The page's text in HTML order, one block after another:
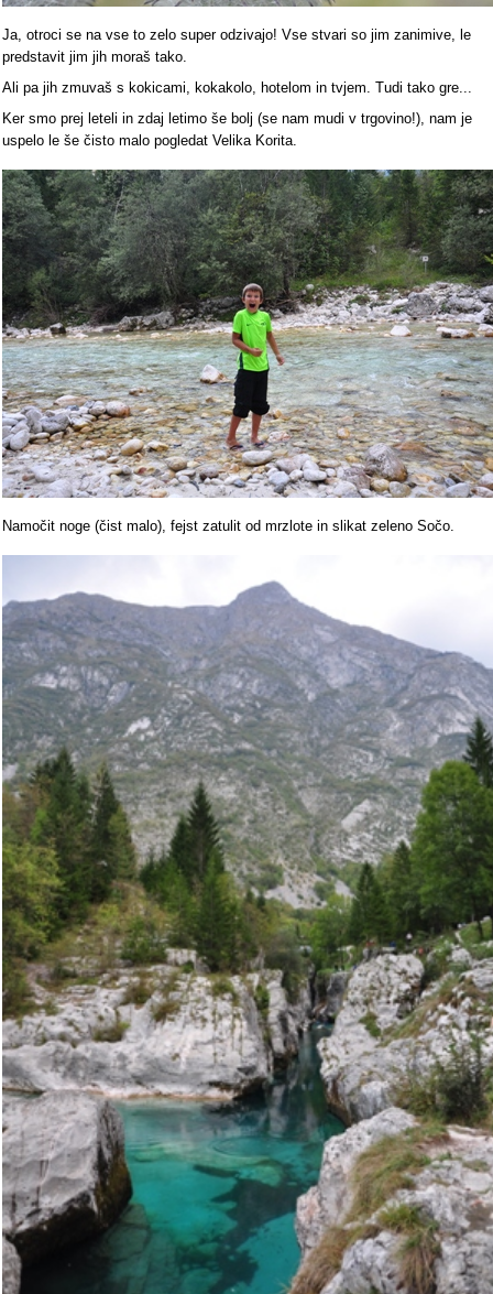
Ja, otroci se na vse to zelo super odzivajo! Vse stvari so jim zanimive, le
predstavit jim jih moraš tako.
Ali pa jih zmuvaš s kokicami, kokakolo, hotelom in tvjem. Tudi tako gre...
Ker smo prej leteli in zdaj letimo še bolj (se nam mudi v trgovino!), nam je
uspelo le še čisto malo pogledat Velika Korita.
Namočit noge (čist malo), fejst zatulit od mrzlote in slikat zeleno Sočo.